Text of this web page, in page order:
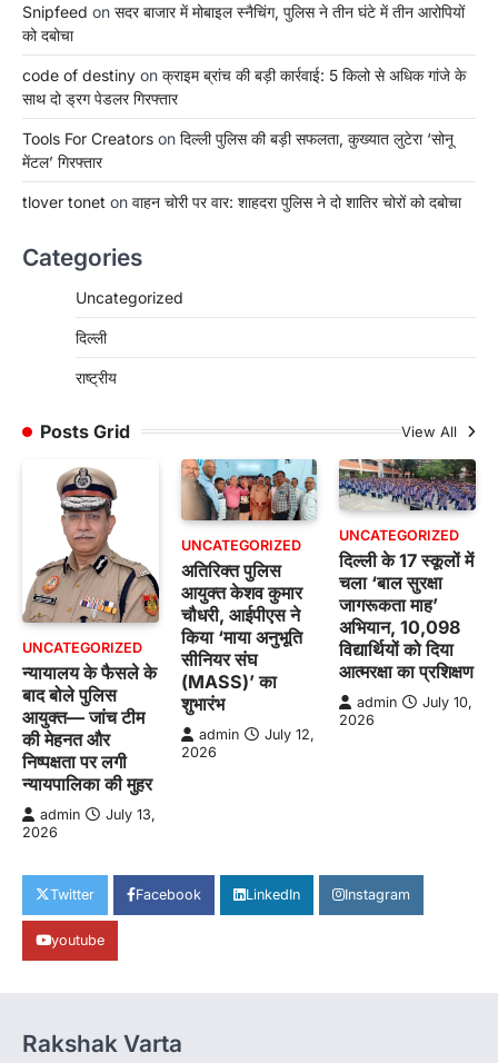
Snipfeed on सदर बाजार में मोबाइल स्नैचिंग, पुलिस ने तीन घंटे में तीन आरोपियों
को दबोचा
code of destiny on क्राइम ब्रांच की बड़ी कार्रवाई: 5 किलो से अधिक गांजे के
साथ दो ड्रग पेडलर गिरफ्तार
Tools For Creators on दिल्ली पुलिस की बड़ी सफलता, कुख्यात लुटेरा ‘सोनू
मेंटल’ गिरफ्तार
tlover tonet on वाहन चोरी पर वार: शाहदरा पुलिस ने दो शातिर चोरों को दबोचा
Categories
Uncategorized
दिल्ली
राष्ट्रीय
Posts Grid View All
UNCATEGORIZED
न्यायालय के फैसले के
बाद बोले पुलिस
आयुक्त— जांच टीम
की मेहनत और
निष्पक्षता पर लगी
न्यायपालिका की मुहर
admin
July 13,
2026
UNCATEGORIZED
अतिरिक्त पुलिस
आयुक्त केशव कुमार
चौधरी, आईपीएस ने
किया ‘माया अनुभूति
सीनियर संघ
(MASS)’ का
शुभारंभ
admin
July 12,
2026
UNCATEGORIZED
दिल्ली के 17 स्कूलों में
चला ‘बाल सुरक्षा
जागरूकता माह’
अभियान, 10,098
विद्यार्थियों को दिया
आत्मरक्षा का प्रशिक्षण
admin
July 10,
2026
Twitter Facebook LinkedIn Instagram
youtube
Rakshak Varta